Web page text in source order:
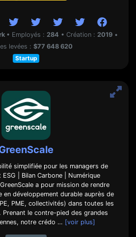
• Employés : 284 • Création : 2019 •
levées : $77 648 620
Startup
simplifiée pour les managers de
ESG | Bilan Carbone | Numérique
a pour mission de rendre
en développement durable auprès de
PME, collectivités) dans toutes les
Prenant le contre-pied des grandes
notre crédo … [voir plus]